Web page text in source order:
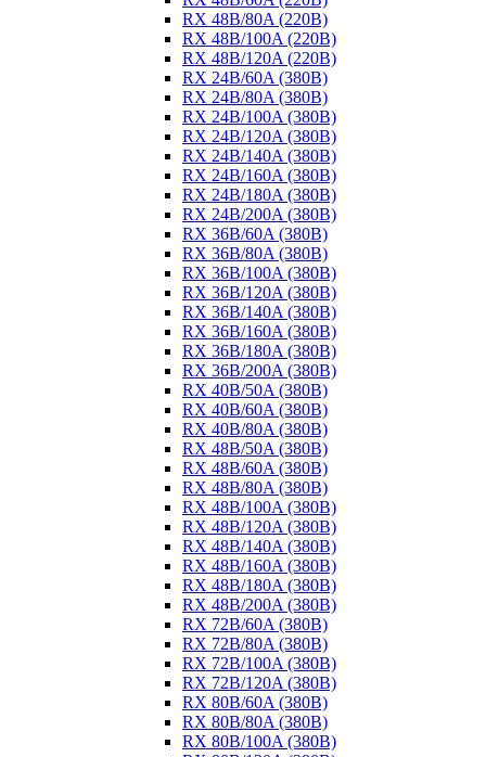
RX 48B/80A (220B)
RX 48B/100A (220B)
RX 48B/120A (220B)
RX 24B/60A (380B)
RX 24B/80A (380B)
RX 24B/100A (380B)
RX 24B/120A (380B)
RX 24B/140A (380B)
RX 24B/160A (380B)
RX 24B/180A (380B)
RX 24B/200A (380B)
RX 36B/60A (380B)
RX 36B/80A (380B)
RX 36B/100A (380B)
RX 36B/120A (380B)
RX 36B/140A (380B)
RX 36B/160A (380B)
RX 36B/180A (380B)
RX 36B/200A (380B)
RX 40B/50A (380B)
RX 40B/60A (380B)
RX 40B/80A (380B)
RX 48B/50A (380B)
RX 48B/60A (380B)
RX 48B/80A (380B)
RX 48B/100A (380B)
RX 48B/120A (380B)
RX 48B/140A (380B)
RX 48B/160A (380B)
RX 48B/180A (380B)
RX 48B/200A (380B)
RX 72B/60A (380B)
RX 72B/80A (380B)
RX 72B/100A (380B)
RX 72B/120A (380B)
RX 80B/60A (380B)
RX 80B/80A (380B)
RX 80B/100A (380B)